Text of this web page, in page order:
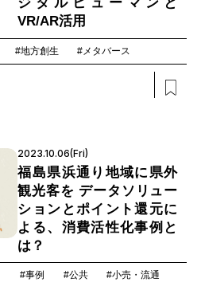
VR/AR活用
#地方創生 #メタバース
2023.10.06(Fri)
福島県浜通り地域に県外
観光客を データソリュー
ションとポイント還元に
よる、消費活性化事例と
は？
#事例 #公共
#小売・流通